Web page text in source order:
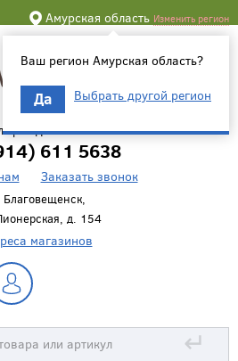
Амурская область Изменить регион
Ваш регион Амурская область?
Да Выбрать другой регион
для связи
611 5638
Заказать звонок
Благовещенск,
д. 154
магазинов
↵